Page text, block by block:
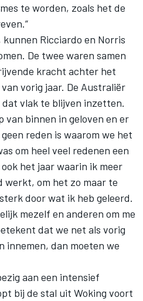
te worden, zoals het de
Ricciardo en Norris
De twee waren samen
kracht achter het
van vorig jaar. De Australiër
dat vlak te blijven inzetten.
van binnen in geloven en er
reden is waarom we het
om heel veel redenen een
het jaar waarin ik meer
werkt, om het zo maar te
door wat ik heb geleerd.
mezelf en anderen om me
dat we net als vorig
innemen, dan moeten we
aan een intensief
bij de stal uit Woking voort